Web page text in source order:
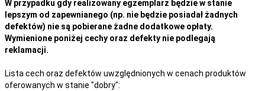
W przypadku gdy realizowany egzemplarz będzie w stanie
lepszym od zapewnianego (np. nie będzie posiadał żadnych
defektów) nie są pobierane żadne dodatkowe opłaty.
Wymienione poniżej cechy oraz defekty nie podlegają
reklamacji.
Lista cech oraz defektów uwzględnionych w cenach produktów
oferowanych w stanie "dobry":